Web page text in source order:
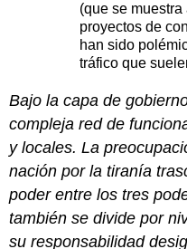
(que se
proyectos de
han sido
tráfico que
Bajo la capa de
compleja red de
y locales. La
nación por la tiranía
poder entre los tres
también se divide por
su responsabilidad